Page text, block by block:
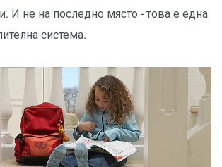
И не на последно място - това е една
система.